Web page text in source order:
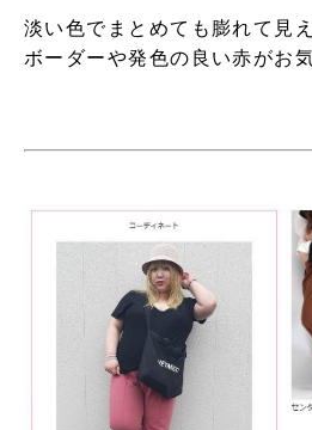
淡い色でまとめても膨れて見
ボーダーや発色の良い赤がお